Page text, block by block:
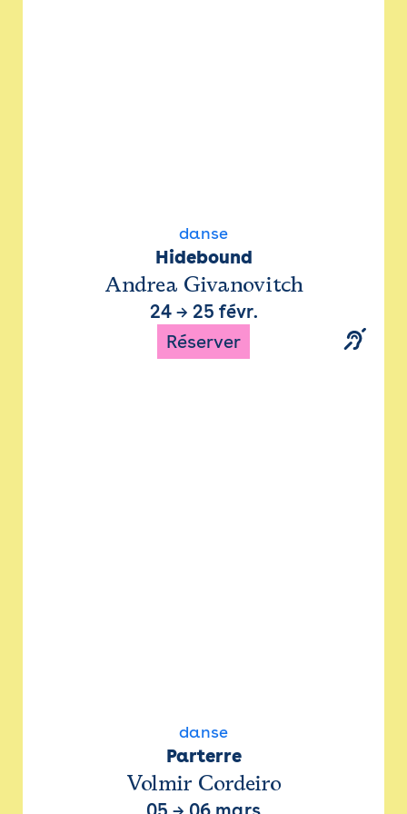
danse
Hidebound
Andrea Givanovitch
24→ 25 févr.
Réserver
danse
Parterre
Volmir Cordeiro